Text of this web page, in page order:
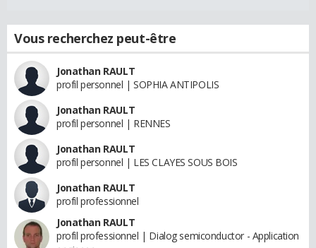
Vous recherchez peut-être
Jonathan RAULT
profil personnel | SOPHIA ANTIPOLIS
Jonathan RAULT
profil personnel | RENNES
Jonathan RAULT
profil personnel | LES CLAYES SOUS BOIS
Jonathan RAULT
profil professionnel
Jonathan RAULT
profil professionnel | Dialog semiconductor - Application